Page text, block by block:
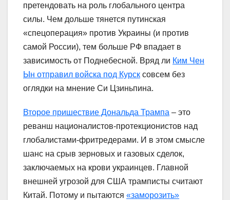
претендовать на роль глобального центра
силы. Чем дольше тянется путинская
«спецоперация» против Украины (и против
самой России), тем больше РФ впадает в
зависимость от Поднебесной. Вряд ли Ким Чен
Ын отправил войска под Курск совсем без
оглядки на мнение Си Цзиньпина.
Второе пришествие Дональда Трампа – это
реванш националистов-протекционистов над
глобалистами-фритредерами. И в этом смысле
шанс на срыв зерновых и газовых сделок,
заключаемых на крови украинцев. Главной
внешней угрозой для США трамписты считают
Китай. Потому и пытаются «заморозить»